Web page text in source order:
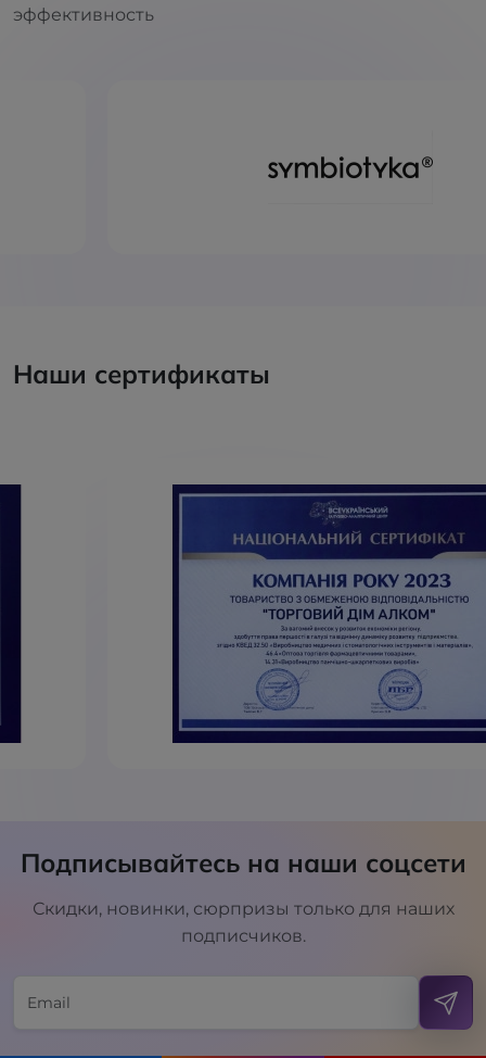
эффективность
Наши сертификаты
Подписывайтесь на наши соцсети
Скидки, новинки, сюрпризы только для наших
подписчиков.